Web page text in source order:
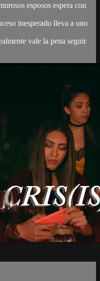
esposos espera con
inesperado lleva a uno
vale la pena seguir